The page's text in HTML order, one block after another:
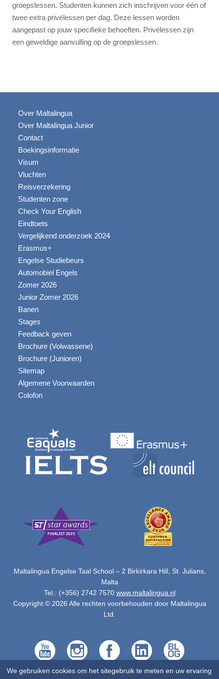
Comfortabele schoolappartementen
Gastgezin
Verblijf bij een leraar
Argento 4*
Plaza 3*
Pakketten 2026
Evenementen 2026
Reizen naar Malta
Geschiedenis
Activiteiten
Strand Lido
Boottochten
Feiten
groepslessen. Studenten kunnen zich inschrijven voor één of
twee extra privélessen per dag. Deze lessen worden
aangepast op jouw specifieke behoeften. Privélessen zijn
een geweldige aanvulling op de groepslessen.
Over Maltalingua
Over Maltalingua Junior
Contact
Boekingsinformatie
Visum
Vluchten
Reisverzekering
Studenten zone
Check Your English
Eindtoets
Vergelijkend onderzoek 2024
Erasmus+
Engelse Studiebeurs
Automobiel Engels
Zomer 2026
Junior Zomer 2026
Banen
Stages
Feedback geven
Brochure (Volwassene)
Brochure (Junioren)
Sitemap
Algemene Voorwaarden
Colofon
Maltalingua Engelse Taal School – 2 Birkirkara Hill, St. Julians,
Malta
Tel.: (+356) 2742 7570 www.maltalingua.nl
Copyright © 2026 Alle rechten voorbehouden door Maltalingua
Ltd.
We gebruiken cookies om het sitegebruik te meten en uw ervaring